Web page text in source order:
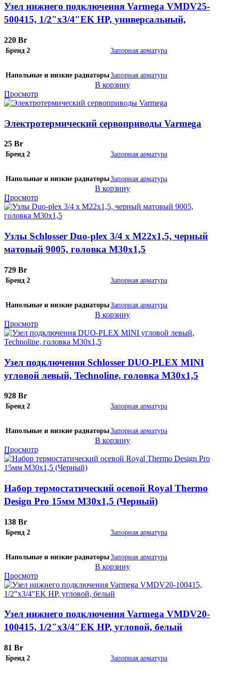
Узел нижнего подключения Varmega VMDV25-
500415, 1/2″х3/4″EK НР, универсальный,
220 Br
Бренд 2 Запорная арматура
Напольные и низкие радиаторыЗапорная арматура
В корзину
Просмотр
Электротермический сервоприводы Varmega
25 Br
Бренд 2 Запорная арматура
Напольные и низкие радиаторыЗапорная арматура
В корзину
Просмотр
Узлы Schlosser Duo-plex 3/4 x M22x1,5, черный
матовый 9005, головка М30х1,5
729 Br
Бренд 2 Запорная арматура
Напольные и низкие радиаторыЗапорная арматура
В корзину
Просмотр
Узел подключения Schlosser DUO-PLEX MINI
угловой левый, Technoline, головка М30х1,5
928 Br
Бренд 2 Запорная арматура
Напольные и низкие радиаторыЗапорная арматура
В корзину
Просмотр
Набор термостатический осевой Royal Thermo
Design Pro 15мм М30х1,5 (Черный)
138 Br
Бренд 2 Запорная арматура
Напольные и низкие радиаторыЗапорная арматура
В корзину
Просмотр
Узел нижнего подключения Varmega VMDV20-
100415, 1/2″х3/4″EK НР, угловой, белый
81 Br
Бренд 2 Запорная арматура